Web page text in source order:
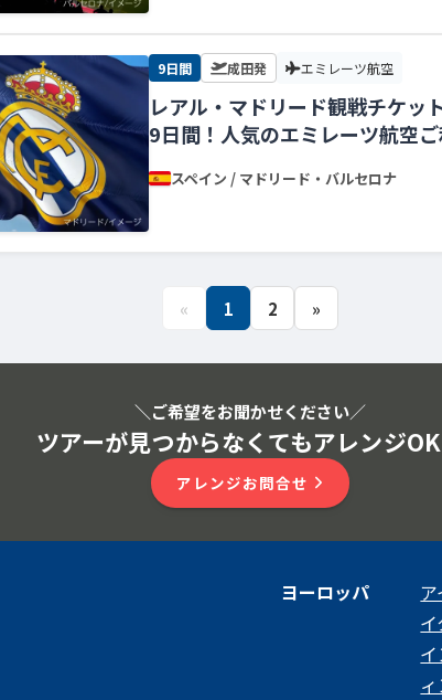
9日間 成田発 エミレーツ航空
レアル・マドリード観戦チケ
9日間！人気のエミレーツ航空ご
スペイン / マドリード・バルセロナ
« 1 2 »
＼ご希望をお聞かせください／
ツアーが見つからなくてもアレンジOK
アレンジお問合せ
ヨーロッパ